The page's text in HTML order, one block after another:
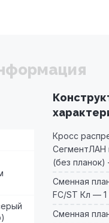
Кросс
СегментЛАН
(без планок)
Сменная
FC/ST Кл — 1
Сменная